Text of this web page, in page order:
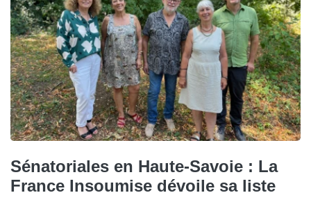
Sénatoriales en Haute-Savoie : La
France Insoumise dévoile sa liste